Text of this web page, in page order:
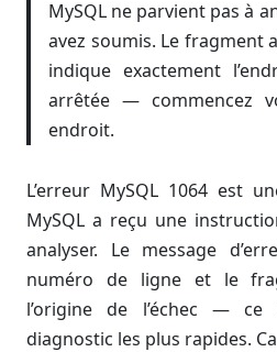
MySQL ne parvient pas à
avez soumis. Le fragment
indique exactement
arrêtée — commencez
endroit.
L’erreur MySQL 1064 est
MySQL a reçu une
analyser. Le message
numéro de ligne et le
l’origine de l’échec —
diagnostic les plus rapides.